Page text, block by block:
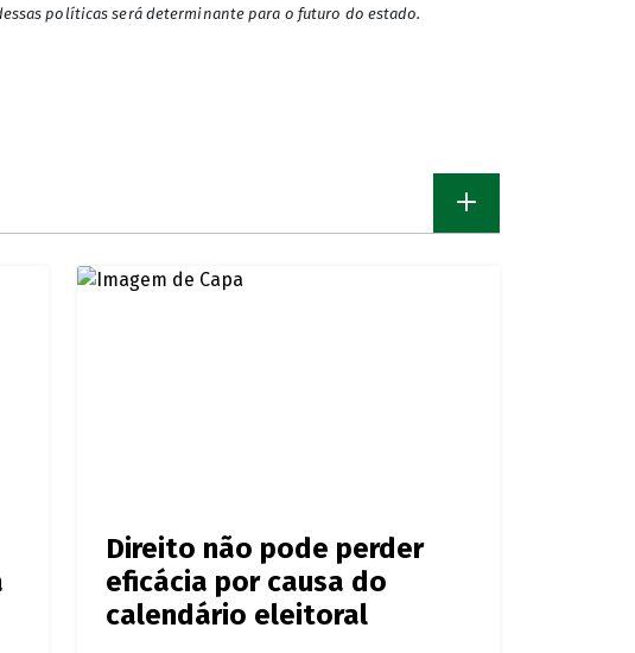
políticas será determinante para o futuro do estado.
Direito não pode perder
eficácia por causa do
calendário eleitoral